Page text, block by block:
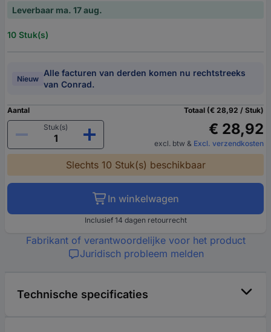
Leverbaar ma. 17 aug.
10 Stuk(s)
Nieuw
Alle facturen van derden komen nu rechtstreeks
van Conrad.
Aantal
Stuk(s)
Totaal (€ 28,92 / Stuk)
€ 28,92
excl. btw & Excl. verzendkosten
Slechts 10 Stuk(s) beschikbaar
In winkelwagen
Inclusief 14 dagen retourrecht
Fabrikant of verantwoordelijke voor het product
Juridisch probleem melden
Technische specificaties